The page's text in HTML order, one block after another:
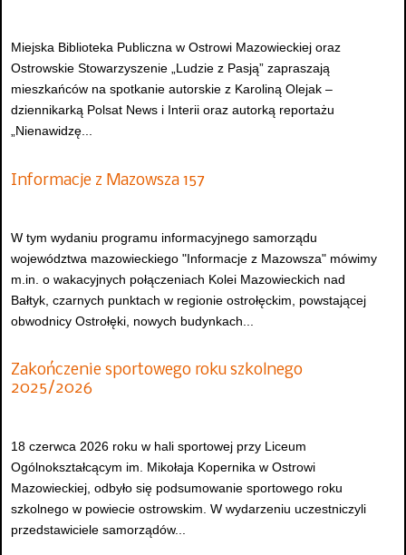
Miejska Biblioteka Publiczna w Ostrowi Mazowieckiej oraz
Ostrowskie Stowarzyszenie „Ludzie z Pasją” zapraszają
mieszkańców na spotkanie autorskie z Karoliną Olejak –
dziennikarką Polsat News i Interii oraz autorką reportażu
„Nienawidzę...
Informacje z Mazowsza 157
W tym wydaniu programu informacyjnego samorządu
województwa mazowieckiego "Informacje z Mazowsza" mówimy
m.in. o wakacyjnych połączeniach Kolei Mazowieckich nad
Bałtyk, czarnych punktach w regionie ostrołęckim, powstającej
obwodnicy Ostrołęki, nowych budynkach...
Zakończenie sportowego roku szkolnego
2025/2026
18 czerwca 2026 roku w hali sportowej przy Liceum
Ogólnokształcącym im. Mikołaja Kopernika w Ostrowi
Mazowieckiej, odbyło się podsumowanie sportowego roku
szkolnego w powiecie ostrowskim. W wydarzeniu uczestniczyli
przedstawiciele samorządów...